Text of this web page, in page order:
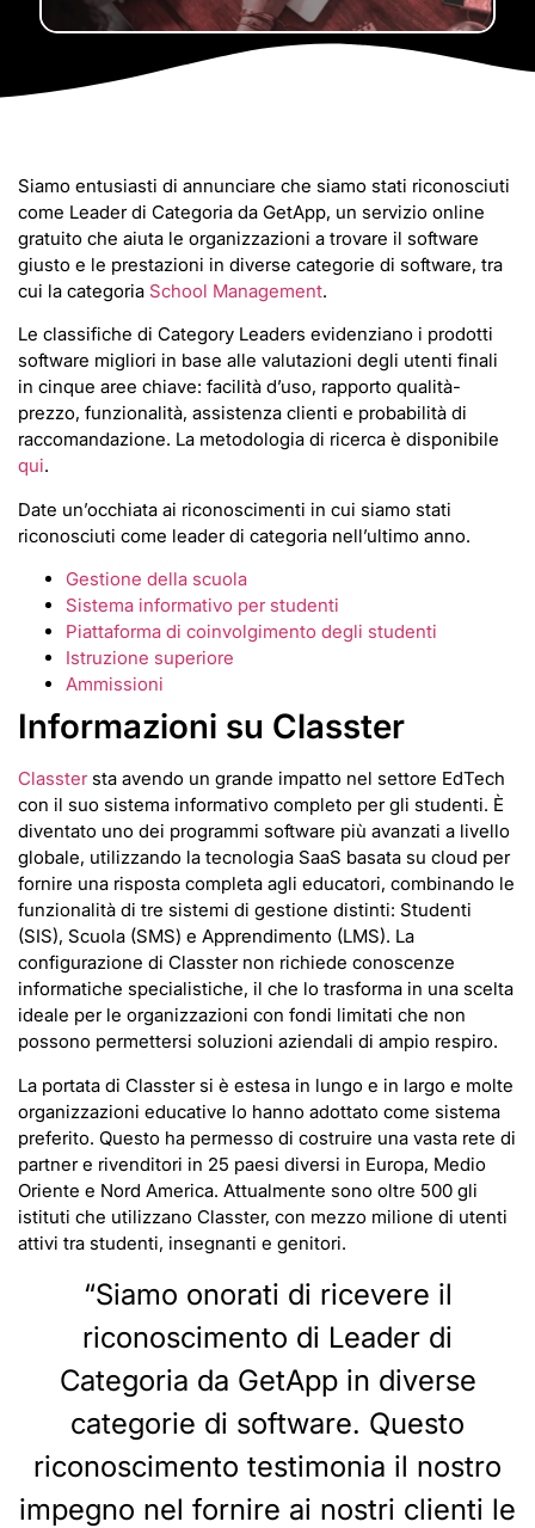
Siamo entusiasti di annunciare che siamo stati riconosciuti
come Leader di Categoria da GetApp, un servizio online
gratuito che aiuta le organizzazioni a trovare il software
giusto e le prestazioni in diverse categorie di software, tra
cui la categoria School Management.
Le classifiche di Category Leaders evidenziano i prodotti
software migliori in base alle valutazioni degli utenti finali
in cinque aree chiave: facilità d’uso, rapporto qualità-
prezzo, funzionalità, assistenza clienti e probabilità di
raccomandazione. La metodologia di ricerca è disponibile
qui.
Date un’occhiata ai riconoscimenti in cui siamo stati
riconosciuti come leader di categoria nell’ultimo anno.
Gestione della scuola
Sistema informativo per studenti
Piattaforma di coinvolgimento degli studenti
Istruzione superiore
Ammissioni
Informazioni su Classter
Classtersta avendo un grande impatto nel settore EdTech
con il suo sistema informativo completo per gli studenti. È
diventato uno dei programmi software più avanzati a livello
globale, utilizzando la tecnologia SaaS basata su cloud per
fornire una risposta completa agli educatori, combinando le
funzionalità di tre sistemi di gestione distinti: Studenti
(SIS), Scuola (SMS) e Apprendimento (LMS). La
configurazione di Classter non richiede conoscenze
informatiche specialistiche, il che lo trasforma in una scelta
ideale per le organizzazioni con fondi limitati che non
possono permettersi soluzioni aziendali di ampio respiro.
La portata di Classter si è estesa in lungo e in largo e molte
organizzazioni educative lo hanno adottato come sistema
preferito. Questo ha permesso di costruire una vasta rete di
partner e rivenditori in 25 paesi diversi in Europa, Medio
Oriente e Nord America. Attualmente sono oltre 500 gli
istituti che utilizzano Classter, con mezzo milione di utenti
attivi tra studenti, insegnanti e genitori.
“Siamo onorati di ricevere il
riconoscimento di Leader di
Categoria da GetApp in diverse
categorie di software. Questo
riconoscimento testimonia il nostro
impegno nel fornire ai nostri clienti le